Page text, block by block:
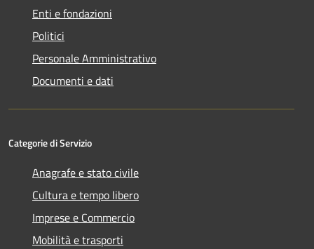
Enti e fondazioni
Politici
Personale Amministrativo
Documenti e dati
Categorie di Servizio
Anagrafe e stato civile
Cultura e tempo libero
Imprese e Commercio
Mobilità e trasporti